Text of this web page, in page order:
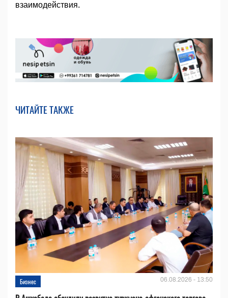
взаимодействия.
ЧИТАЙТЕ ТАКЖЕ
Бизнес 06.08.2026 - 13:50